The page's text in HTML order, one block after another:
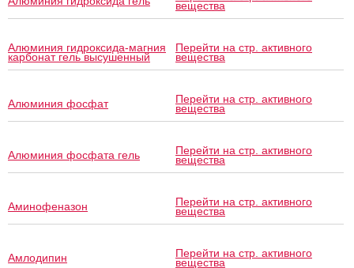
вещества
Алюминия гидроксида-магния
карбонат гель высушенный
Перейти на стр. активного
вещества
Алюминия фосфат Перейти на стр. активного
вещества
Алюминия фосфата гель Перейти на стр. активного
вещества
Аминофеназон Перейти на стр. активного
вещества
Амлодипин Перейти на стр. активного
вещества